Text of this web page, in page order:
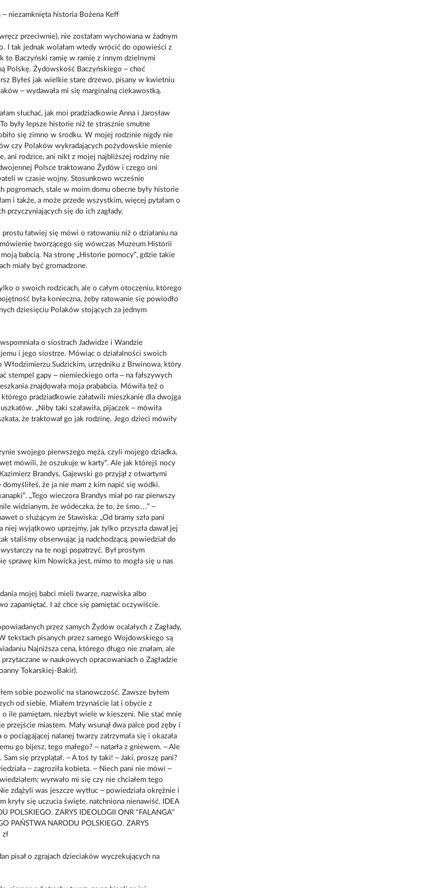
niezamknięta historia Bożena Keff
przeciwnie), nie zostałam wychowana w żadnym
I tak jednak wolałam wtedy wrócić do opowieści z
to Baczyński ramię w ramię z innym dzielnymi
Polskę. Żydowskość Baczyńskiego – choć
Byłeś jak wielkie stare drzewo, pisany w kwietniu
– wydawała mi się marginalną ciekawostką.
słuchać, jak moi pradziadkowie Anna i Jarosław
były lepsze historie niż te strasznie smutne
się zimno w środku. W mojej rodzinie nigdy nie
czy Polaków wykradających pożydowskie mienie
ani rodzice, ani nikt z mojej najbliższej rodziny nie
Polsce traktowano Żydów i czego oni
w czasie wojny. Stosunkowo wcześnie
pogromach, stale w moim domu obecne były historie
i także, a może przede wszystkim, więcej pytałam o
przyczyniających się do ich zagłady.
łatwiej się mówi o ratowaniu niż o działaniu na
tworzącego się wówczas Muzeum Historii
babcią. Na stronę „Historie pomocy”, gdzie takie
miały być gromadzone.
o swoich rodzicach, ale o całym otoczeniu, którego
była konieczna, żeby ratowanie się powiodło
dziesięciu Polaków stojących za jednym
o siostrach Jadwidze i Wandzie
i jego siostrze. Mówiąc o działalności swoich
Włodzimierzu Sudzickim, urzędniku z Brwinowa, który
stempel gapy – niemieckiego orła – na fałszywych
znajdowała moja prababcia. Mówiła też o
pradziadkowie załatwili mieszkanie dla dwojga
„Niby taki szaławiła, pijaczek – mówiła
że traktował go jak rodzinę. Jego dzieci mówiły
swojego pierwszego męża, czyli mojego dziadka,
mówili, że oszukuje w karty”. Ale jak którejś nocy
Brandys, Gajewski go przyjął z otwartymi
że ja nie mam z kim napić się wódki.
„Tego wieczora Brandys miał po raz pierwszy
widzianym, że wódeczka, że to, że śmo…” –
o służącym ze Stawiska: „Od bramy szła pani
niej wyjątkowo uprzejmy, jak tylko przyszła dawał jej
staliśmy obserwując ją nadchodzącą, powiedział do
na te nogi popatrzyć. Był prostym
sprawę kim Nowicka jest, mimo to mogła się u nas
mojej babci mieli twarze, nazwiska albo
zapamiętać. I aż chce się pamiętać oczywiście.
przez samych Żydów ocalałych z Zagłady,
tekstach pisanych przez samego Wojdowskiego są
Najniższa cena, którego długo nie znałam, ale
w naukowych opracowaniach o Zagładzie
Tokarskiej-Bakir).
sobie pozwolić na stanowczość. Zawsze byłem
od siebie. Miałem trzynaście lat i obycie z
o ile pamiętam, niezbyt wiele w kieszeni. Nie stać mnie
przejście miastem. Mały wsunął dwa palce pod zęby i
pociągającej nalanej twarzy zatrzymała się i okazała
go bijesz, tego małego? – natarła z gniewem. – Ale
się przyplątał. – A toś ty taki! – Jaki, proszę pani?
– zagroziła kobieta. – Niech pani nie mówi –
wyrwało mi się czy nie chciałem tego
zdążyli was jeszcze wytłuc – powiedziała okrężnie i
kryły się uczucia święte, natchniona nienawiść. IDEA
POLSKIEGO. ZARYS IDEOLOGII ONR "FALANGA"
PAŃSTWA NARODU POLSKIEGO. ZARYS
pisał o zgrajach dzieciaków wyczekujących na